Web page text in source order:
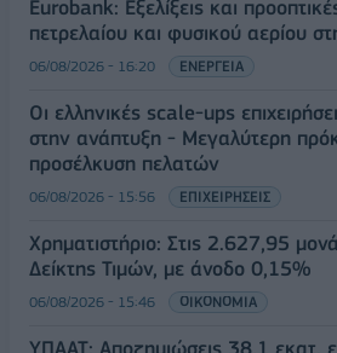
Eurobank: Εξελίξεις και
πετρελαίου και φυσικού αερίου
06/08/2026 - 16:20 ΕΝΕΡΓΕΙΑ
Οι ελληνικές scale-ups
στην ανάπτυξη - Μεγαλύτερη
προσέλκυση πελατών
06/08/2026 - 15:56 ΕΠΙΧΕΙΡΗΣΕΙΣ
Χρηματιστήριο: Στις 2.627,95
Δείκτης Τιμών, με άνοδο 0,15%
06/08/2026 - 15:46 ΟΙΚΟΝΟΜΙΑ
ΥΠΑΑΤ: Αποζημιώσεις 38,1 εκατ.